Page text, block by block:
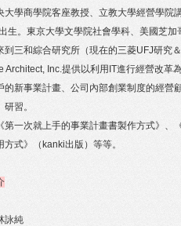
大學商學院客座教授、立教大學經營學院
生。東京大學文學院社會學科、美國芝
到三和綜合研究所（現在的三菱UFJ研究
Architect, Inc.提供以利用IT進行經營改革
的新事業計畫、公司內部創業制度的經營
習。
第一次就上手的事業計畫書製作方式》、
方式》（kanki出版）等等。
詠純